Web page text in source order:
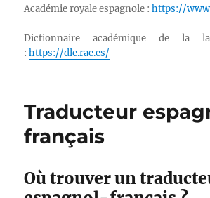
Académie royale espagnole :https://
Dictionnaire académique de la
:https://dle.rae.es/
Traducteur
français
Où trouver un